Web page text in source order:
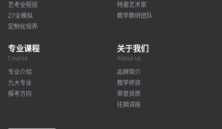
艺考全程班
27全模拟
定制化培养
特邀艺术家
教学教研团队
专业课程
Course
专业介绍
九大专业
报考方向
关于我们
About us
品牌简介
教学师资
荣誉资质
往期讲座